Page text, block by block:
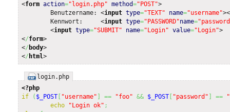
<form action="login.php" method="POST">
Benutzername: <input type="TEXT" name="username"><
	Kennwort:
<input type="PASSWORD"name=
<input type="SUBMIT" name="Login" value="Login">
</form>
</ body>
</ html>
login.php
<?php
if
( $_POST[ "username" == "foo" && $_POST[ "password" ==
echo
"Login ok" ;